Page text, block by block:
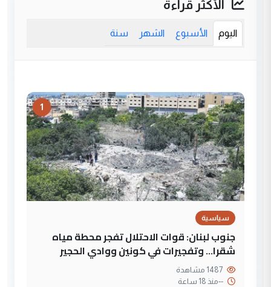
الأكثر قراءة
اليوم الأسبوع الشهر سنة
1
سياسية
جنوب لبنان: قوات الاحتلال تفجر محطة مياه
شقرا… وتفجيرات في كونين ووادي الحجير
--منذ 18 ساعة